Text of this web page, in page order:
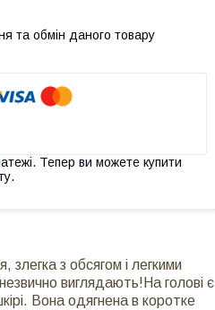
та обмін даного товару
Тепер ви можете купити
злегка з обсягом і легкими
виглядають!На голові є
Вона одягнена в коротке